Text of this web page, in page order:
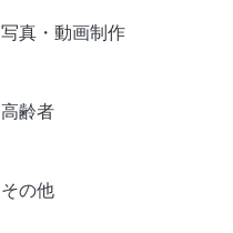
写真・動画制作
高齢者
その他